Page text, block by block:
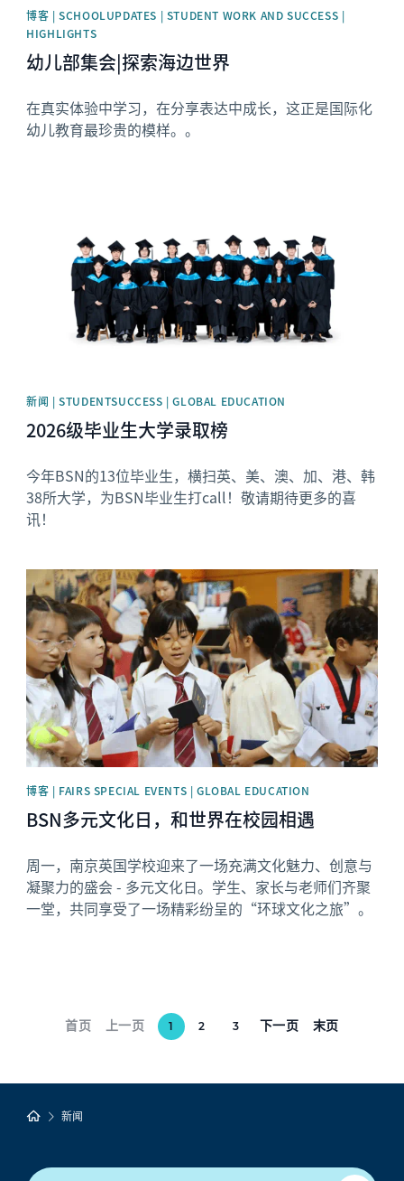
博客 | SCHOOLUPDATES | STUDENT WORK AND SUCCESS |
HIGHLIGHTS
幼儿部集会|探索海边世界
在真实体验中学习，在分享表达中成长，这正是国际化
幼儿教育最珍贵的模样。。
新闻 | STUDENTSUCCESS | GLOBAL EDUCATION
2026级毕业生大学录取榜
今年BSN的13位毕业生，横扫英、美、澳、加、港、韩
38所大学，为BSN毕业生打call！敬请期待更多的喜
讯！
News image
博客 | FAIRS SPECIAL EVENTS | GLOBAL EDUCATION
BSN多元文化日，和世界在校园相遇
周一，南京英国学校迎来了一场充满文化魅力、创意与
凝聚力的盛会 - 多元文化日。学生、家长与老师们齐聚
一堂，共同享受了一场精彩纷呈的“环球文化之旅”。
首页 上一页 1 2 3 下一页 末页
新闻